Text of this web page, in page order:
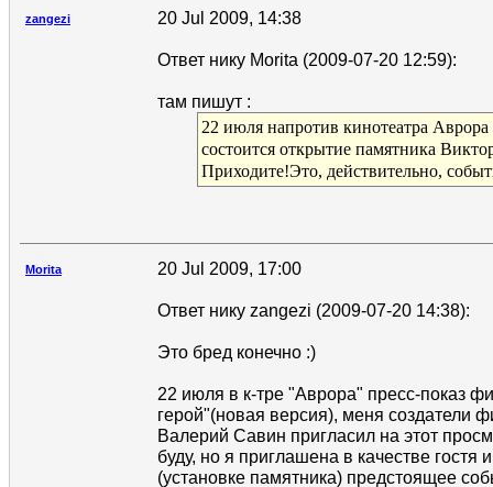
zangezi 20 Jul 2009, 14:38
Ответ нику Morita (2009-07-20 12:59):
там пишут :
22 июля напротив кинотеатра
состоится открытие памятника
Приходите!Это, действительно,
Morita 20 Jul 2009, 17:00
Ответ нику zangezi (2009-07-20 14:38):
Это бред конечно :)
22 июля в к-тре "Аврора" пресс-показ
герой"(новая версия), меня создатели
Валерий Савин пригласил на этот
буду, но я приглашена в качестве гостя
(установке памятника) предстоящее